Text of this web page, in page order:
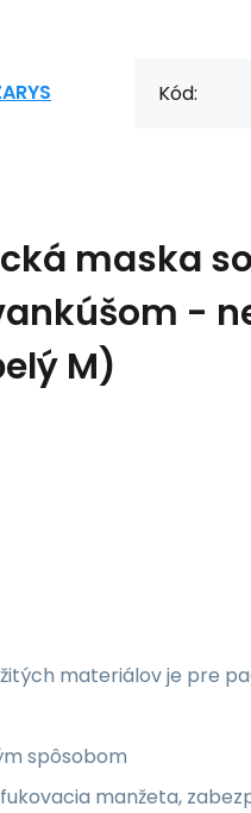
Kód:
maska
-
M)
materiálov je pre
spôsobom
manžeta,